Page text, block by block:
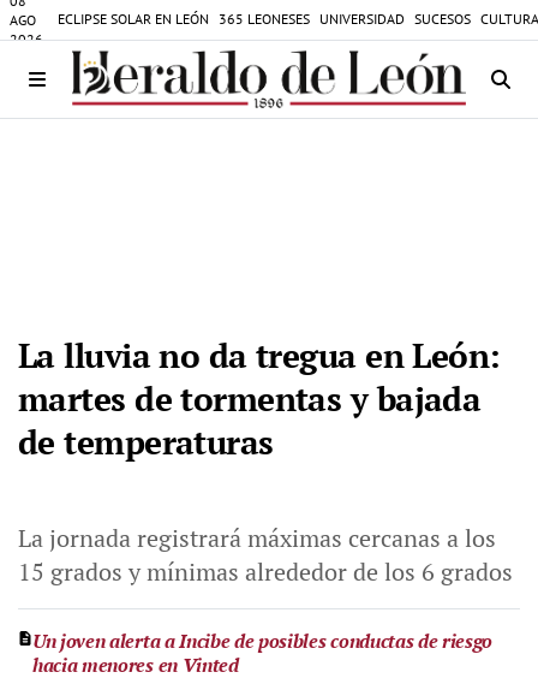
AGO
2026
ECLIPSE SOLAR EN LEÓN 365 LEONESES UNIVERSIDAD SUCESOS
La lluvia no da tregua en León:
martes de tormentas y bajada
de temperaturas
La jornada registrará máximas cercanas a los
15 grados y mínimas alrededor de los 6 grados
Un joven alerta a Incibe de posibles conductas de riesgo
hacia menores en Vinted